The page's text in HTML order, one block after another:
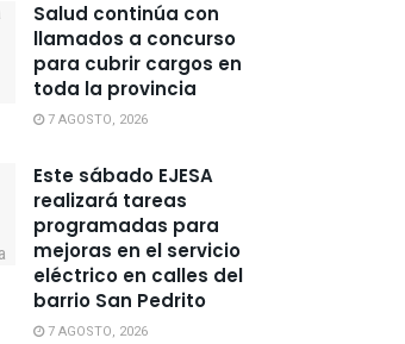
Salud continúa con
llamados a concurso
para cubrir cargos en
toda la provincia
7 AGOSTO, 2026
Este sábado EJESA
realizará tareas
programadas para
mejoras en el servicio
eléctrico en calles del
barrio San Pedrito
7 AGOSTO, 2026